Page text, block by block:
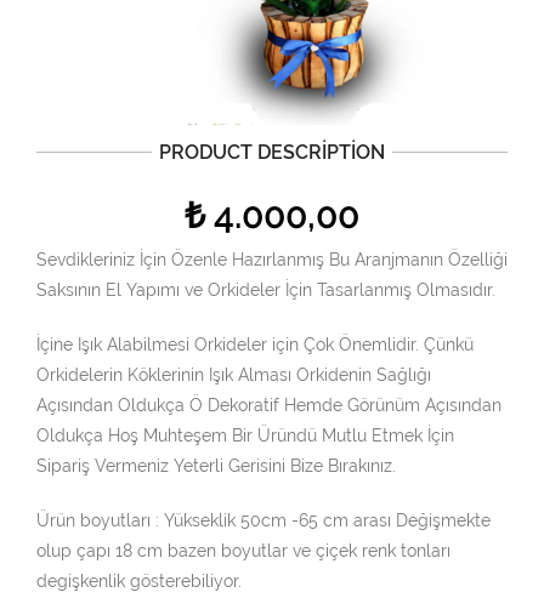
PRODUCT DESCRIPTION
₺4.000,00
Sevdikleriniz İçin Özenle Hazırlanmış Bu Aranjmanın Özelliği
Saksının El Yapımı ve Orkideler İçin Tasarlanmış Olmasıdır.
İçine Işık Alabilmesi Orkideler için Çok Önemlidir. Çünkü
Orkidelerin Köklerinin Işık Alması Orkidenin Sağlığı
Açısından Oldukça Ö Dekoratif Hemde Görünüm Açısından
Oldukça Hoş Muhteşem Bir Üründü Mutlu Etmek İçin
Sipariş Vermeniz Yeterli Gerisini Bize Bırakınız.
Ürün boyutları : Yükseklik 50cm -65 cm arası Değişmekte
olup çapı 18 cm bazen boyutlar ve çiçek renk tonları
degişkenlik gösterebiliyor.